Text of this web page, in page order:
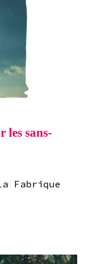
les sans-
Fabrique